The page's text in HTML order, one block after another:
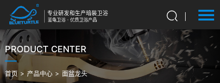
语言： English
首页
PRODUCT CENTER
首页 > 产品中心 > 面盆龙头